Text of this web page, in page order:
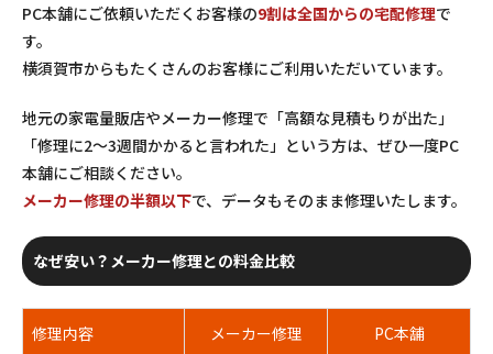
PC本舗にご依頼いただくお客様の9割は全国からの宅配修理で
す。
横須賀市からもたくさんのお客様にご利用いただいています。
地元の家電量販店やメーカー修理で「高額な見積もりが出た」
「修理に2〜3週間かかると言われた」という方は、ぜひ一度PC
本舗にご相談ください。
メーカー修理の半額以下で、データもそのまま修理いたします。
なぜ安い？メーカー修理との料金比較
修理内容 メーカー修理 PC本舗